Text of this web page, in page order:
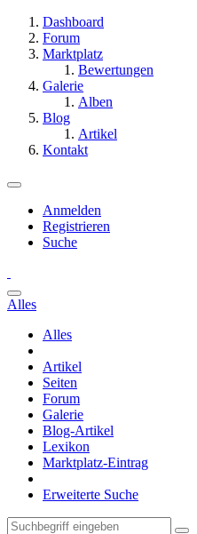
Dashboard
Forum
Marktplatz
Bewertungen
Galerie
Alben
Blog
Artikel
Kontakt
Anmelden
Registrieren
Suche
Alles
Alles
Artikel
Seiten
Forum
Galerie
Blog-Artikel
Lexikon
Marktplatz-Eintrag
Erweiterte Suche